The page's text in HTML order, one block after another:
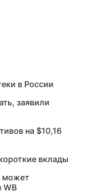
в России
заявили
на $10,16
вклады
может
WB